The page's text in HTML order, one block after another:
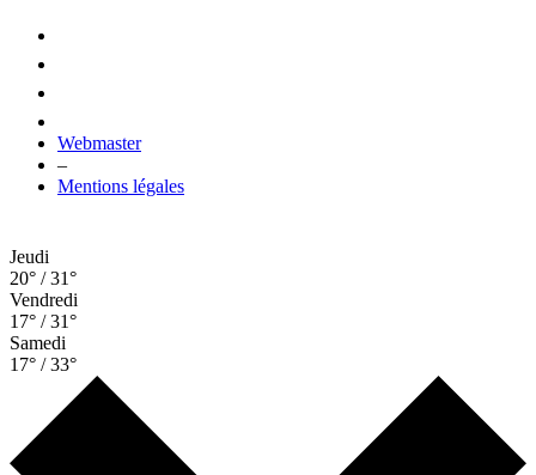
Webmaster
–
Mentions légales
Jeudi
20° / 31°
Vendredi
17° / 31°
Samedi
17° / 33°